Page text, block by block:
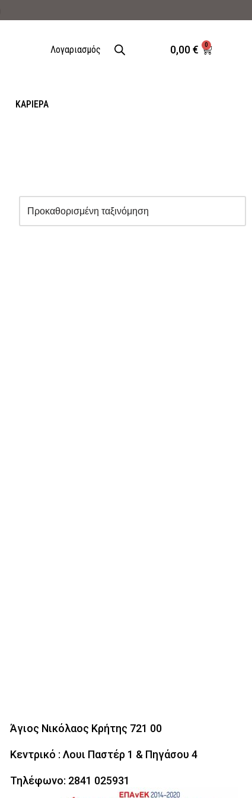
Λογαριασμός 0,00€ 0
ΚΑΡΙΈΡΑ
Άγιος Νικόλαος Κρήτης 721 00
Κεντρικό : Λουι Παστέρ 1 & Πηγάσου 4
Τηλέφωνο: 2841 025931